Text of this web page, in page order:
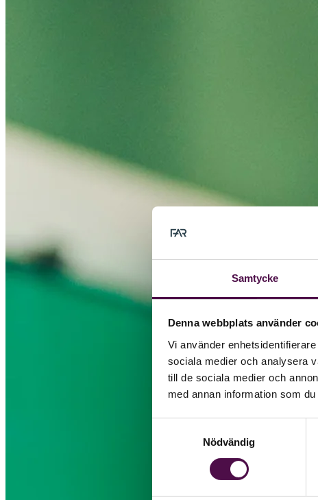
Samtycke
Denna webbplats använder
Vi använder
sociala medier och analysera
till de sociala medier och
med annan information som
Nödvändig